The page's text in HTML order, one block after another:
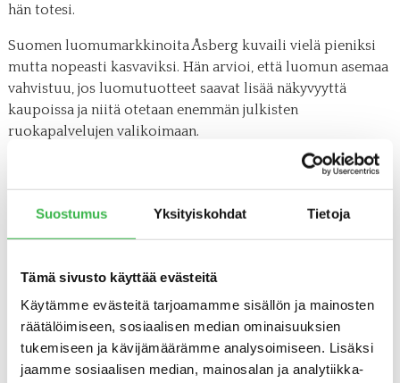
Suostumus Yksityiskohdat Tietoja
Tämä sivusto käyttää evästeitä
Käytämme evästeitä tarjoamamme sisällön ja mainosten
räätälöimiseen, sosiaalisen median ominaisuuksien
tukemiseen ja kävijämäärämme analysoimiseen. Lisäksi
jaamme sosiaalisen median, mainosalan ja analytiikka-
hän totesi.
Suomen luomumarkkinoita Åsberg kuvaili vielä pieniksi
mutta nopeasti kasvaviksi. Hän arvioi, että luomun asemaa
vahvistuu, jos luomutuotteet saavat lisää näkyvyyttä
kaupoissa ja niitä otetaan enemmän julkisten
ruokapalvelujen valikoimaan.
– Kaupan, elintarvikeyritysten ja luomualan järjestöjen
yhteistyö ja yhteinen kampanjointi ovat tuottaneet hyviä
tuloksia sekä Ruotsissa että Tanskassa, Peter Åsberg
LUOMUELINTARVIKEPÄIVÄN 2018 ESITYKSET
EKOCENTRIAN TIEDOTE: LUOMU SM -VOITTAJAT 2018